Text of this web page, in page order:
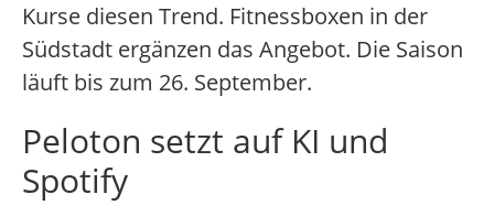
Kurse diesen Trend. Fitnessboxen in der
Südstadt ergänzen das Angebot. Die Saison
läuft bis zum 26. September.
Peloton setzt auf KI und
Spotify